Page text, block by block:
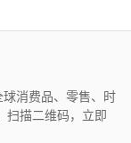
球消费品、零售、时
扫描二维码，立即